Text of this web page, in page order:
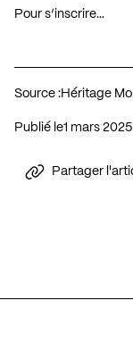
Pour s’inscrire…
Source :Héritage
Publié le 1 mars 2025
Partager